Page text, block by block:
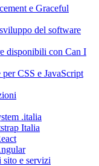
e Graceful
del software
disponibili con Can I
CSS e JavaScript
.italia
Italia
e servizi